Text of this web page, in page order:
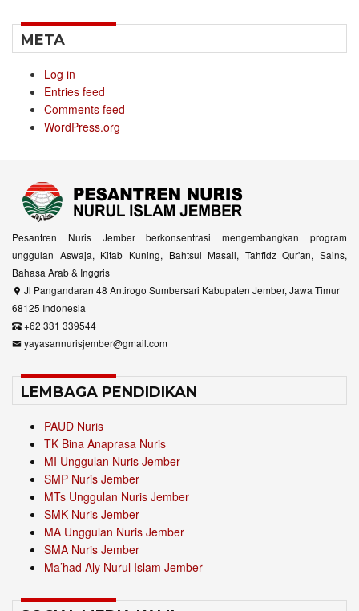
META
Log in
Entries feed
Comments feed
WordPress.org
Pesantren Nuris Jember berkonsentrasi mengembangkan program
unggulan Aswaja, Kitab Kuning, Bahtsul Masail, Tahfidz Qur'an, Sains,
Bahasa Arab & Inggris
Jl Pangandaran 48 Antirogo Sumbersari Kabupaten Jember, Jawa Timur
68125 Indonesia
+62 331 339544
yayasannurisjember@gmail.com
LEMBAGA PENDIDIKAN
PAUD Nuris
TK Bina Anaprasa Nuris
MI Unggulan Nuris Jember
SMP Nuris Jember
MTs Unggulan Nuris Jember
SMK Nuris Jember
MA Unggulan Nuris Jember
SMA Nuris Jember
Ma’had Aly Nurul Islam Jember